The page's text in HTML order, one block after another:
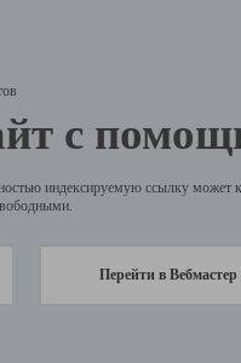
с
индексируемую ссылку
Перейти в Вебмастер